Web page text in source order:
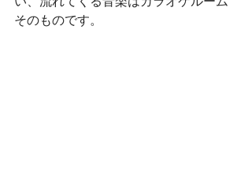
そのものです。